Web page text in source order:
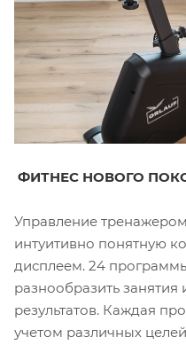
ФИТНЕС НОВОГО
Управление
интуитивно понятную
дисплеем. 24
разнообразить
результатов. Каждая
учетом различных